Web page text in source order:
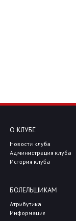
О КЛУБЕ
Новости клуба
Администрация клуба
История клуба
БОЛЕЛЬЩИКАМ
Атрибутика
Информация